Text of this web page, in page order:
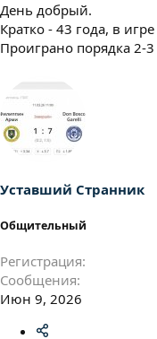
День добрый.
Кратко - 43 года, в
Проиграно порядка 2-
Уставший Странник
Общительный
Регистрация
Сообщения
Июн 9, 2026